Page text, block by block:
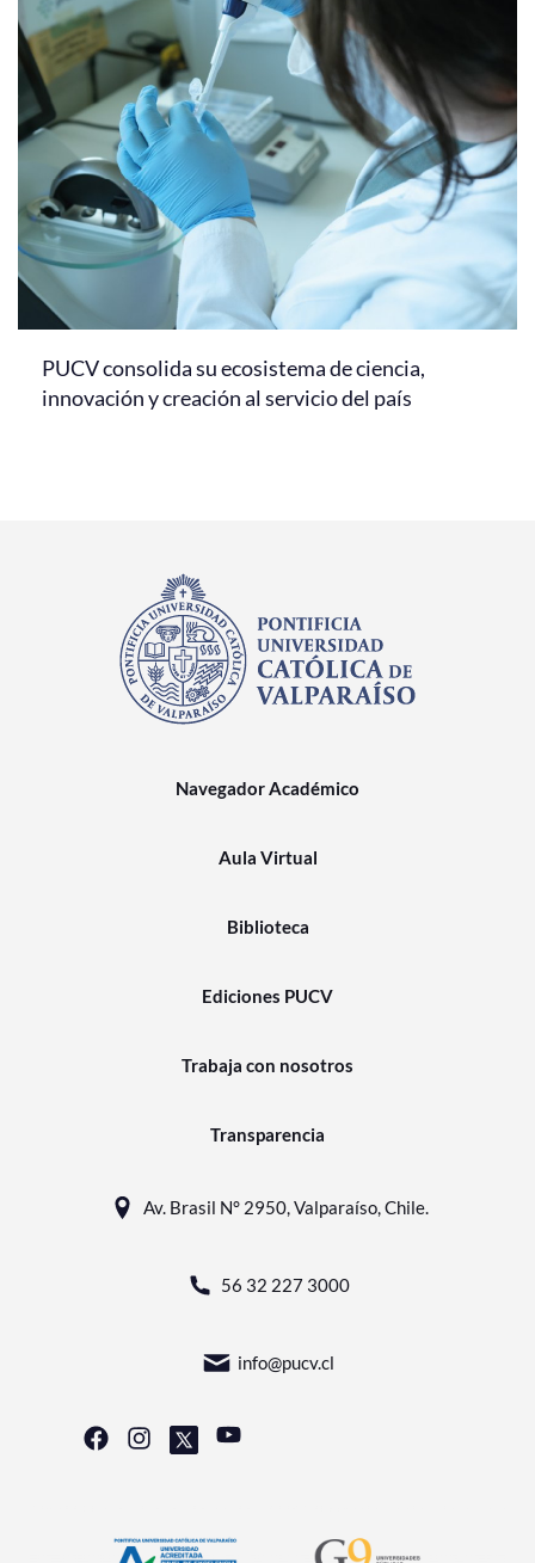
PUCV consolida su ecosistema de ciencia,
innovación y creación al servicio del país
Navegador Académico
Aula Virtual
Biblioteca
Ediciones PUCV
Trabaja con nosotros
Transparencia
Av. Brasil N° 2950, Valparaíso, Chile.
56 32 227 3000
info@pucv.cl